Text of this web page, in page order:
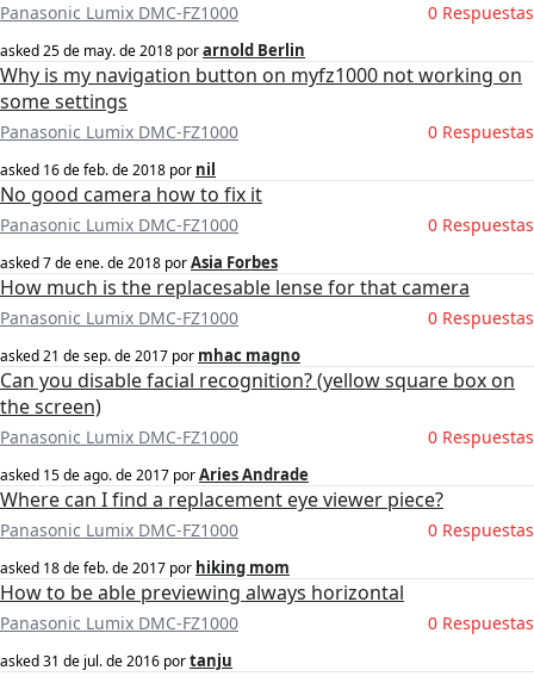
Panasonic Lumix DMC-FZ1000 0 Respuestas
asked25 de may. de 2018 porarnold Berlin
Why is my navigation button on myfz1000 not working on
some settings
Panasonic Lumix DMC-FZ1000 0 Respuestas
asked 16 de feb. de 2018 por nil
No good camera how to fix it
Panasonic Lumix DMC-FZ1000 0 Respuestas
asked7 de ene. de 2018 porAsia Forbes
How much is the replacesable lense for that camera
Panasonic Lumix DMC-FZ1000 0 Respuestas
asked21 de sep. de 2017 por mhac magno
Can you disable facial recognition? (yellow square box on
the screen)
Panasonic Lumix DMC-FZ1000 0 Respuestas
asked 15 de ago. de 2017 porAries Andrade
Where can I find a replacement eye viewer piece?
Panasonic Lumix DMC-FZ1000 0 Respuestas
asked 18 de feb. de 2017 por hiking mom
How to be able previewing always horizontal
Panasonic Lumix DMC-FZ1000 0 Respuestas
asked31 de jul. de 2016 portanju